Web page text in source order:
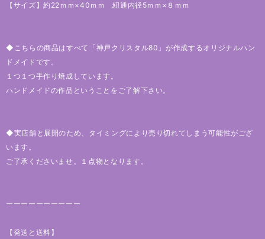
【サイズ】約22ｍｍ×40ｍｍ 紐通内径5ｍｍ×８ｍｍ
◆こちらの商品はすべて「神戸クリスタル80」が作成するオリジナルハン
ドメイドです。
１つ１つ手作り焼成しています。
ハンドメイドの作品ということをご了解下さい。
◆実店舗と展開のため、タイミングにより売り切れてしまう可能性がござ
います。
ご了承くださいませ。１点物となります。
ーーーーーーーーーー
【発送と送料】